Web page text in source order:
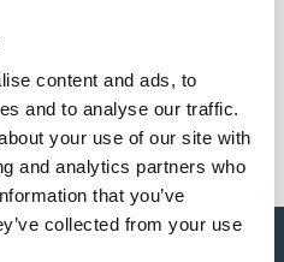
content and ads, to
and to analyse our traffic.
your use of our site with
and analytics partners who
that you’ve
collected from your use